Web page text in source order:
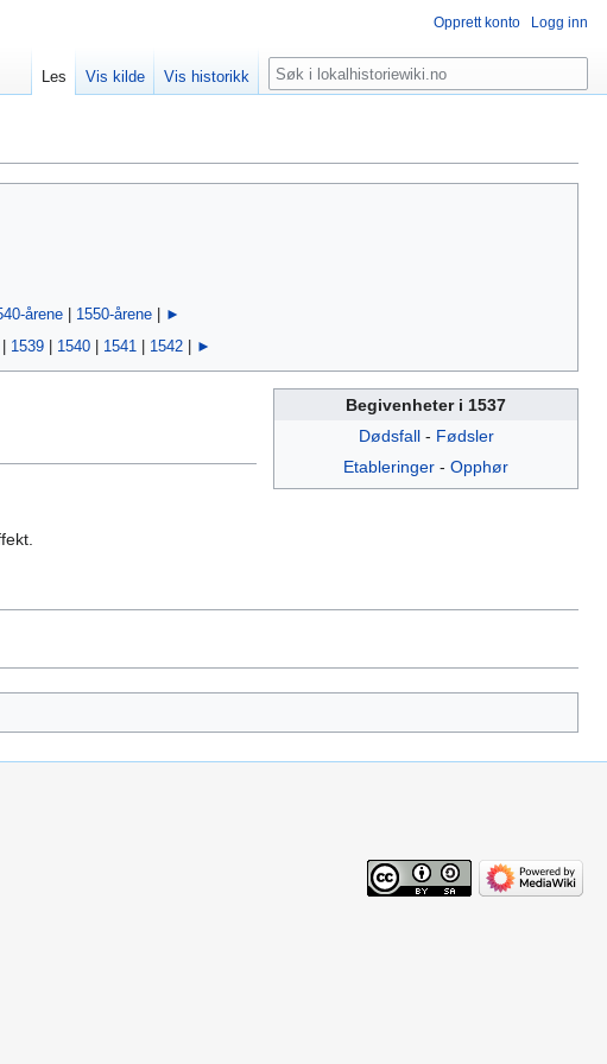
årene| 1550-årene| ►
1539| 1540| 1541| 1542| ►
Begivenheter i 1537
Dødsfall- Fødsler
Etableringer - Opphør
Opprett konto Logg inn
Les Vis kilde Vis historikk Søk